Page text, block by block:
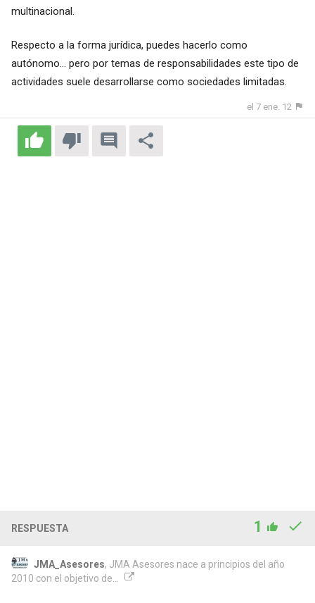
multinacional.
Respecto a la forma jurídica, puedes hacerlo como
autónomo... pero por temas de responsabilidades este tipo de
actividades suele desarrollarse como sociedades limitadas.
el 7 ene. 12
RESPUESTA 1
JMA_Asesores, JMA Asesores nace a principios del año
2010 con el objetivo de...